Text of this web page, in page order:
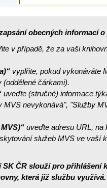
obecných informací
v případě, že za vaši
vyplňte, pokud vykonáváte
(oddělené čárkami).
uveďte (stručné) informace
MVS nevykonává", "Služby
MVS)“uveďte adresu URL, na
služeb MVS ve vaší
ČR slouží pro přihlášení
která již službu využívá.